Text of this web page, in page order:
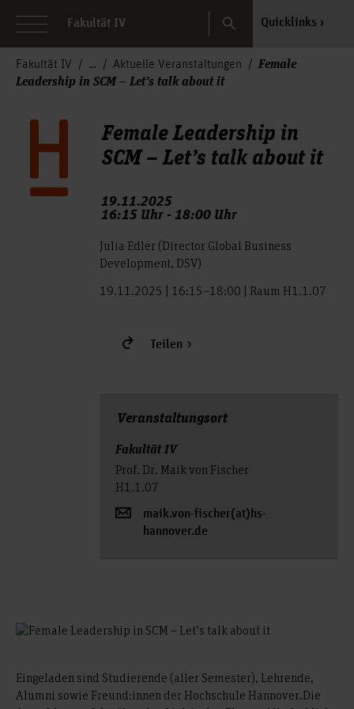
Fakultät IV Search Quicklinks
Fakultät IV Aktuelle Veranstaltungen
Female
Leadership in SCM – Let’s talk about it
Female Leadership in
SCM – Let’s talk about it
19.11.2025
16:15 Uhr - 18:00 Uhr
Julia Edler (Director Global Business
Development, DSV)
19.11.2025 | 16:15–18:00 | Raum H1.1.07
Teilen
Veranstal­tungs­ort
Fakultät IV
Prof. Dr. Maik von Fischer
H1.1.07
maik.von-fischer(at)hs-
hannover.de
Eingeladen sind Studierende (aller Semester), Lehrende,
Alumni sowie Freund:innen der Hochschule Hannover.Die